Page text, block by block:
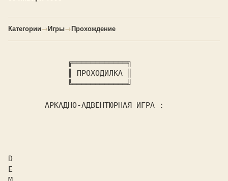
Категории→Игры→Прохождение
╔════════════╗
ПРОХОДИЛКА
АРКАДНО-АДВЕНТЮРНАЯ ИГРА :
D
E